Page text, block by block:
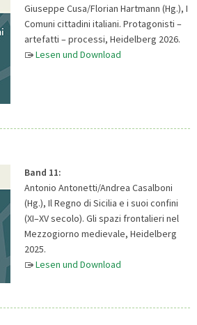
Giuseppe Cusa/Florian Hartmann (Hg.), I
Comuni cittadini italiani. Protagonisti –
artefatti – processi, Heidelberg 2026.
Lesen und Download
Band 11:
Antonio Antonetti/Andrea Casalboni
(Hg.), Il Regno di Sicilia e i suoi confini
(XI–XV secolo). Gli spazi frontalieri nel
Mezzogiorno medievale, Heidelberg
2025.
Lesen und Download